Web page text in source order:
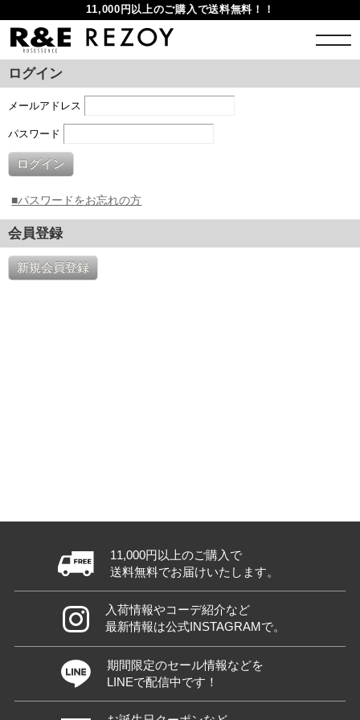
11,000円以上のご購入で送料無料！！
ログイン
メールアドレス
パスワード
ログイン
■パスワードをお忘れの方
会員登録
新規会員登録
11,000円以上のご購入で
送料無料でお届けいたします。
入荷情報やコーデ紹介など
最新情報は公式INSTAGRAMで。
期間限定のセール情報などを
LINEで配信中です！